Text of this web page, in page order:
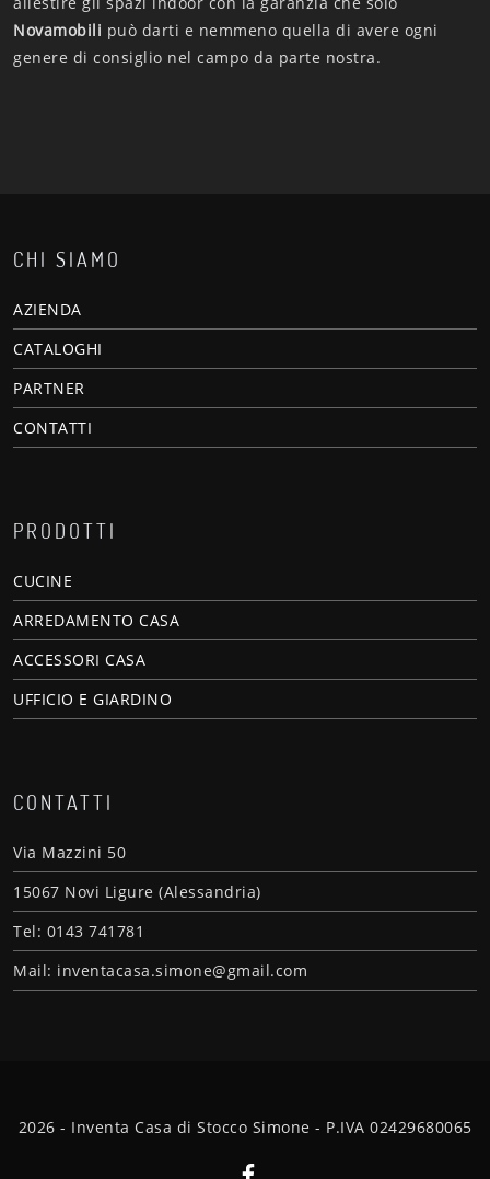
Novamobili può darti e nemmeno quella di avere ogni
genere di consiglio nel campo da parte nostra.
CHI SIAMO
AZIENDA
CATALOGHI
PARTNER
CONTATTI
PRODOTTI
CUCINE
ARREDAMENTO CASA
ACCESSORI CASA
UFFICIO E GIARDINO
CONTATTI
Via Mazzini 50
15067 Novi Ligure (Alessandria)
Tel: 0143 741781
Mail: inventacasa.simone@gmail.com
2026 - Inventa Casa di Stocco Simone - P.IVA 02429680065